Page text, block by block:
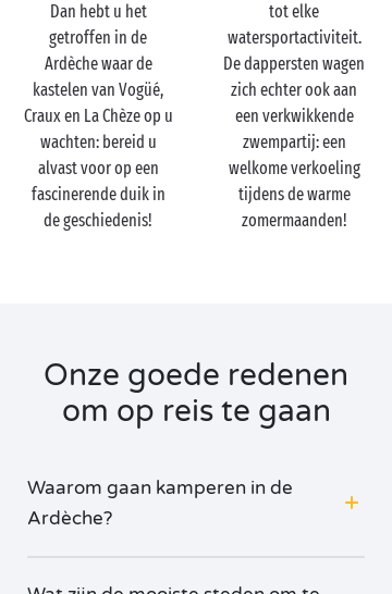
met zijn 30.000 jaar oude rotsschilderingen.
Vakantie met zijn tweetjes in de Ardèche betekent
ook tal van kleine avonturen beleven. Ontdek de
regio op de fiets, boek een speleologie-excursie,
maak eentochtnaar het hart van de Gorges de
l’Ardèche tot bij dePont d’Arc
of trakteer uzelf op
een wijnproeverij: aan u om zelf een programma op
maat samen te stellen!
Dan hebt u het
getroffen in de
Ardèche waar de
kastelen van Vogüé,
Craux en La Chèze op u
wachten: bereid u
alvast voor op een
fascinerende duik in
de geschiedenis!
tot elke
watersportactiviteit.
De dappersten wagen
zich echter ook aan
een verkwikkende
zwempartij: een
welkome verkoeling
tijdens de warme
zomermaanden!
Onze goede redenen
om op reis te gaan
Waarom gaan kamperen in de
Ardèche?